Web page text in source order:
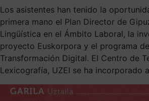
Los asistentes han tenido la
primera mano el Plan Director de
Lingüística en el Ámbito Laboral, la
proyecto Euskorpora y el programa
Transformación Digital. El Centro de
Lexicografía, UZEI se ha incorporado